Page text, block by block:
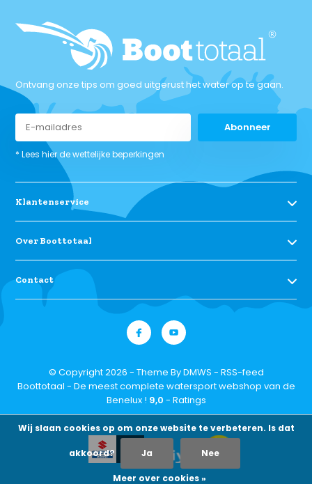
Ontvang onze tips om goed uitgerust het water op te gaan.
Abonneer
* Lees hier de wettelijke beperkingen
Klantenservice
Over Boottotaal
Contact
© Copyright 2026 - Theme ByDMWS - RSS-feed
Boottotaal - De meest complete watersport webshop van de
Benelux ! 9,0 - Ratings
Wij slaan cookies op om onze website te verbeteren. Is dat
akkoord? Ja Nee
Meer over cookies »